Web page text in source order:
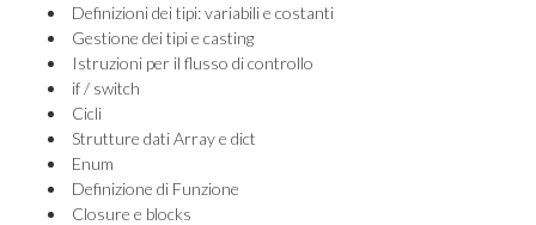
Definizioni dei tipi: variabili e costanti
Gestione dei tipi e casting
Istruzioni per il flusso di controllo
if / switch
Cicli
Strutture dati Array e dict
Enum
Definizione di Funzione
Closure e blocks